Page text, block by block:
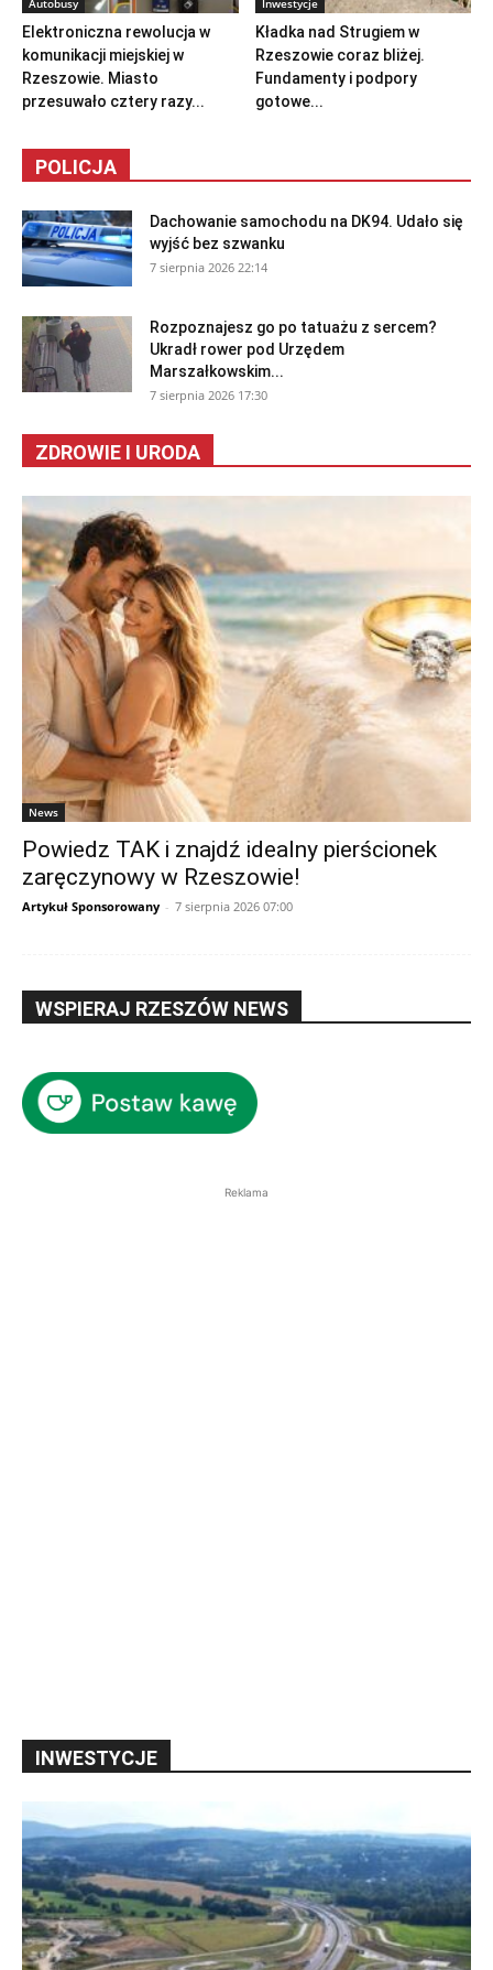
Autobusy
Elektroniczna rewolucja w
komunikacji miejskiej w
Rzeszowie. Miasto
przesuwało cztery razy...
Inwestycje
Kładka nad Strugiem w
Rzeszowie coraz bliżej.
Fundamenty i podpory
gotowe...
POLICJA
Dachowanie samochodu na DK94. Udało się
wyjść bez szwanku
7 sierpnia 2026 22:14
Rozpoznajesz go po tatuażu z sercem?
Ukradł rower pod Urzędem
Marszałkowskim...
7 sierpnia 2026 17:30
ZDROWIE I URODA
News
Powiedz TAK i znajdź idealny pierścionek
zaręczynowy w Rzeszowie!
Artykuł Sponsorowany - 7 sierpnia 2026 07:00
WSPIERAJ RZESZÓW NEWS
Reklama
INWESTYCJE